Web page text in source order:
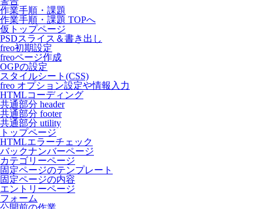
作業手順・課題
作業手順・課題 TOPへ
仮トップページ
PSDスライス＆書き出し
freo初期設定
freoページ作成
OGPの設定
スタイルシート(CSS)
freo オプション設定や情報入力
HTMLコーディング
共通部分 header
共通部分 footer
共通部分 utility
トップページ
HTMLエラーチェック
バックナンバーページ
カテゴリーページ
固定ページのテンプレート
固定ページの内容
エントリーページ
フォーム